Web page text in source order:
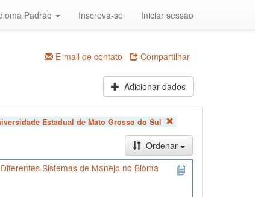
Padrão Inscreva-se Iniciar sessão
E-mail de contato Compartilhar
Adicionar dados
Estadual de Mato Grosso do Sul
Ordenar
Sistemas de Manejo no Bioma